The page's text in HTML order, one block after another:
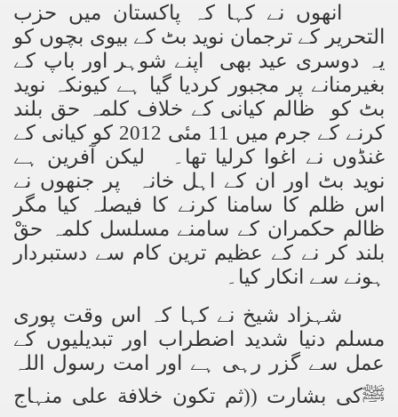
انھوں نے کہا کہ پاکستان میں حزب
التحریرکے ترجمان نوید بٹ کے بیوی بچوں کو
یہ دوسری عید بھی اپنے شوہر اور باپ کے
بغیرمنانے پر مجبور کردیا گیا ہے کیونکہ نوید
بٹ کو ظالم کیانی کے خلاف کلمہ حق بلند
کرنے کے جرم میں 11 مئی 2012 کو کیانی کے
غنڈوں نے اغوا کرلیا تھا۔ لیکن آفرین ہے
نوید بٹ اور ان کے اہل خانہ پر جنھوں نے
اس ظلم کا سامنا کرنے کا فیصلہ کیا مگر
ظالم حکمران کے سامنے مسلسل کلمہ حقْ
بلند کر نے کے عظیم ترین کام سے دستبردار
ہونے سے انکار کیا۔
شہزاد شیخ نے کہا کہ اس وقت پوری
مسلم دنیا شدید اضطراب اور تبدیلیوں کے
عمل سے گزر رہی ہے اور امت رسول اللہ
ﷺکی بشارت ((ثم تکون خلافة علی منہاج